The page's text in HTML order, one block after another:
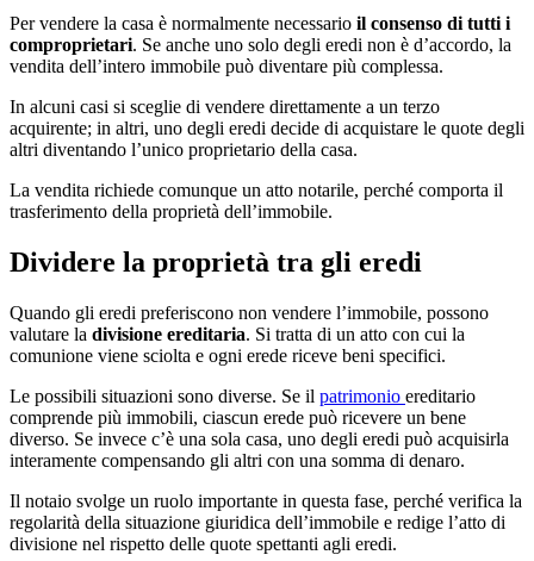
Per vendere la casa è normalmente necessario il consenso di tutti i
comproprietari. Se anche uno solo degli eredi non è d’accordo, la
vendita dell’intero immobile può diventare più complessa.
In alcuni casi si sceglie di vendere direttamente a un terzo
acquirente; in altri, uno degli eredi decide di acquistare le quote degli
altri diventando l’unico proprietario della casa.
La vendita richiede comunque un atto notarile, perché comporta il
trasferimento della proprietà dell’immobile.
Dividere la proprietà tra gli eredi
Quando gli eredi preferiscono non vendere l’immobile, possono
valutare la divisione ereditaria. Si tratta di un atto con cui la
comunione viene sciolta e ogni erede riceve beni specifici.
Le possibili situazioni sono diverse. Se il patrimonio ereditario
comprende più immobili, ciascun erede può ricevere un bene
diverso. Se invece c’è una sola casa, uno degli eredi può acquisirla
interamente compensando gli altri con una somma di denaro.
Il notaio svolge un ruolo importante in questa fase, perché verifica la
regolarità della situazione giuridica dell’immobile e redige l’atto di
divisione nel rispetto delle quote spettanti agli eredi.